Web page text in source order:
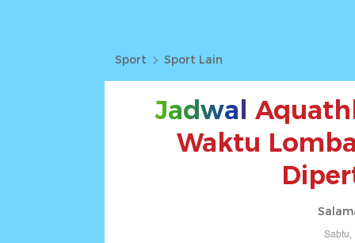
Sport Sport Lain
Jadwal
Waktu
Sabtu,